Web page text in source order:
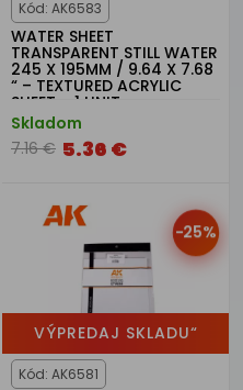
Kód: AK6583
WATER SHEET
TRANSPARENT STILL WATER
245 X 195MM / 9.64 X 7.68
“ – TEXTURED ACRYLIC
SHEET – 1 UNIT
Skladom
7.16 € 5.36 €
-25%
VÝPREDAJ SKLADU“
Kód: AK6581